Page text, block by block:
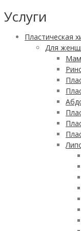
Услуги
Пластическая
Для